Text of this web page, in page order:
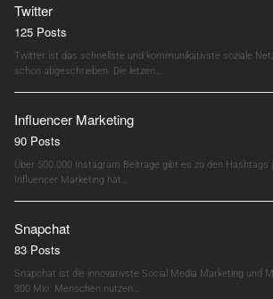
Twitter
125 Posts
Twitter ist das schnellste und kommunikativste soziale
schon abgeschrieben. Die letzen…
Influencer Marketing
90 Posts
Über 500.000 Instagram Beiträge gibt es zu den Hashtags
Influencer Marketing hat…
Snapchat
83 Posts
Snapchat ist die innovativste Social Media Marketing und
300 Mio. Menschen nutzen…